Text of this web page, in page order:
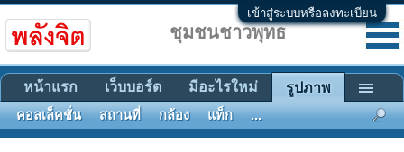
เข้าสู่ระบบหรือลงทะเบียน
ชุมชนชาวพุทธ
หน้าแรก เว็บบอร์ด มีอะไรใหม่ รูปภาพ
คอลเล็คชั่น สถานที่ กล้อง แท็ก ...